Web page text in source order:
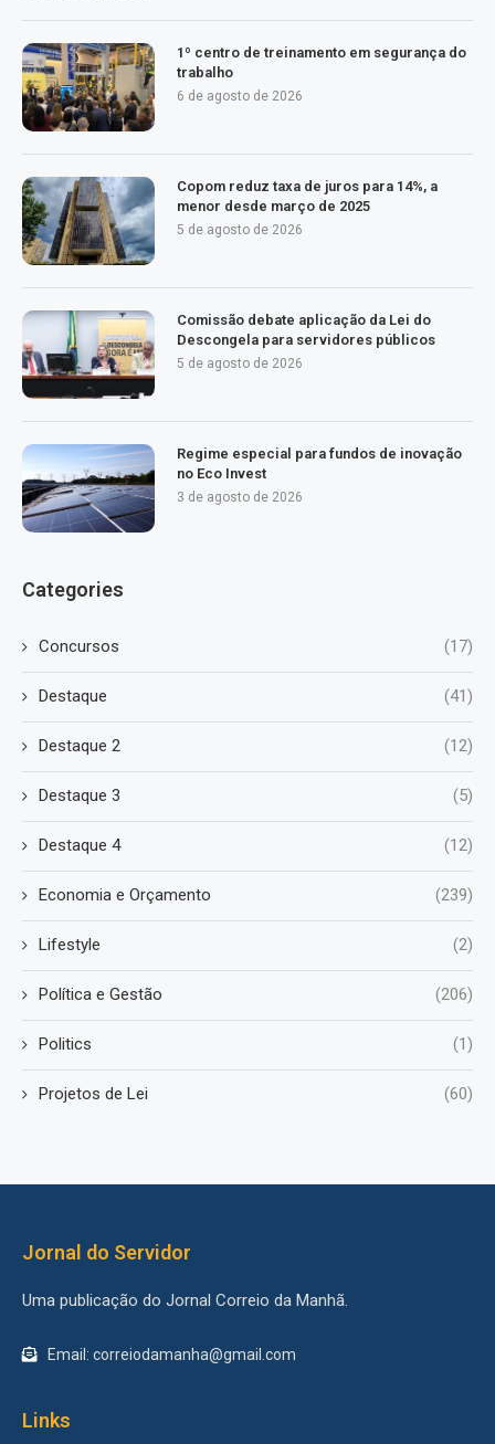
1º centro de treinamento em segurança do
trabalho
6 de agosto de 2026
Copom reduz taxa de juros para 14%, a
menor desde março de 2025
5 de agosto de 2026
Comissão debate aplicação da Lei do
Descongela para servidores públicos
5 de agosto de 2026
Regime especial para fundos de inovação
no Eco Invest
3 de agosto de 2026
Categories
Concursos (17)
Destaque (41)
Destaque 2 (12)
Destaque 3 (5)
Destaque 4 (12)
Economia e Orçamento (239)
Lifestyle (2)
Política e Gestão (206)
Politics (1)
Projetos de Lei (60)
Jornal do Servidor
Uma publicação do Jornal Correio da Manhã.
Email: correiodamanha@gmail.com
Links